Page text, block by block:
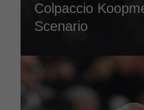
Colpaccio
Scenario